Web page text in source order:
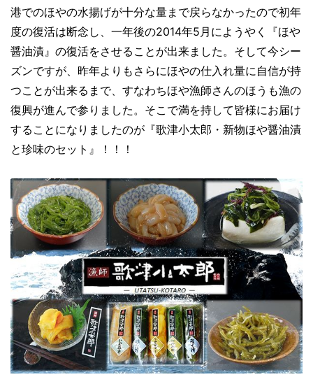
港でのほやの水揚げが十分な量まで戻らなかったので初年
度の復活は断念し、一年後の2014年5月にようやく『ほや
醤油漬』の復活をさせることが出来ました。そして今シー
ズンですが、昨年よりもさらにほやの仕入れ量に自信が持
つことが出来るまで、すなわちほや漁師さんのほうも漁の
復興が進んで参りました。そこで満を持して皆様にお届け
することになりましたのが『歌津小太郎・新物ほや醤油漬
と珍味のセット』！！！